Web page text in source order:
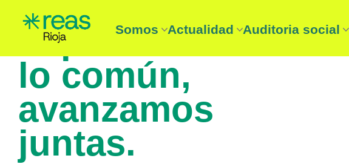
Somos
REAS Rioja
Entidades
¿Que es la Economía solidaria?
Actualidad
Noticias
Boletín
Agenda
Auditoria social
Auditoria social
Impulsamos
lo común,
avanzamos
juntas.